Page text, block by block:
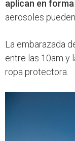
aplican en
aerosoles
La embarazada
entre las 10am y
ropa protectora.